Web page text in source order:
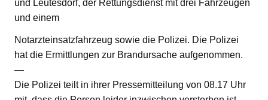
und Leutesdorf, der Rettungsdienst mit drei Fahrzeugen
und einem
Notarzteinsatzfahrzeug sowie die Polizei. Die Polizei
hat die Ermittlungen zur Brandursache aufgenommen.
—
Die Polizei teilt in ihrer Pressemitteilung von 08.17 Uhr